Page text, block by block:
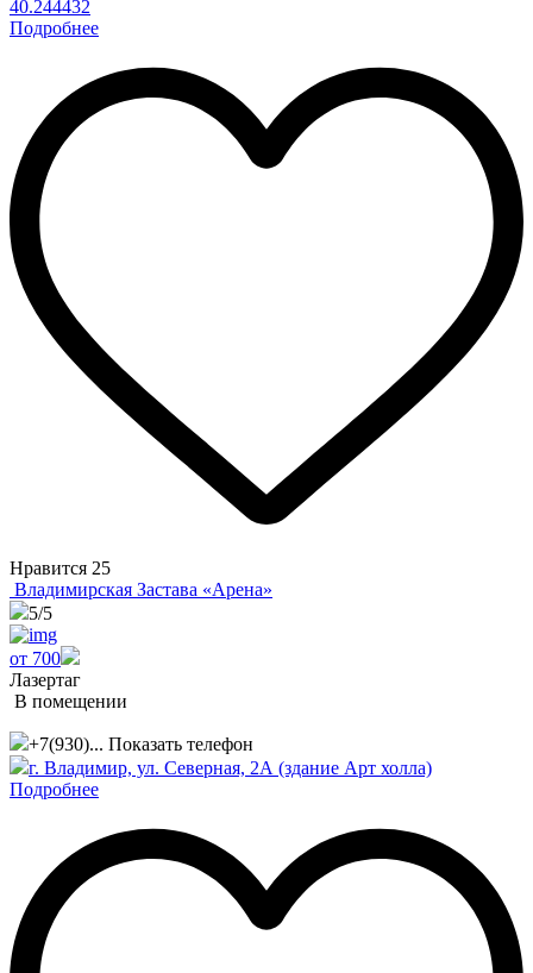
40.244432
Подробнее
Нравится 25
Владимирская Застава «Арена»
5/5
от 700
Лазертаг
В помещении
+7(930)... Показать телефон
г. Владимир, ул. Северная, 2А (здание Арт холла)
Подробнее